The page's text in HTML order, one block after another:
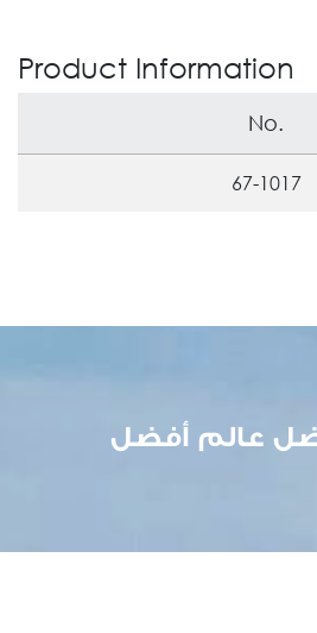
Product Information
No.
67-1017
عالم أفضل